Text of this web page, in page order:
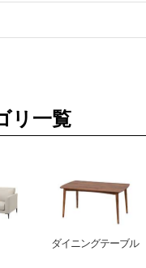
リ一覧
ダイニングテーブル